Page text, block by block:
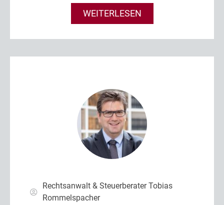
WEITERLESEN
Rechtsanwalt & Steuerberater Tobias
Rommelspacher